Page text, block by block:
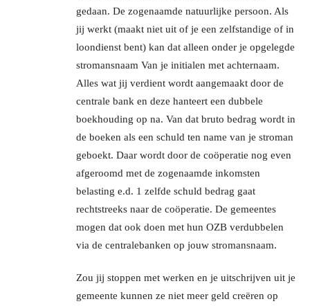
gedaan. De zogenaamde natuurlijke persoon. Als
jij werkt (maakt niet uit of je een zelfstandige of in
loondienst bent) kan dat alleen onder je opgelegde
stromansnaam Van je initialen met achternaam.
Alles wat jij verdient wordt aangemaakt door de
centrale bank en deze hanteert een dubbele
boekhouding op na. Van dat bruto bedrag wordt in
de boeken als een schuld ten name van je stroman
geboekt. Daar wordt door de coöperatie nog even
afgeroomd met de zogenaamde inkomsten
belasting e.d. 1 zelfde schuld bedrag gaat
rechtstreeks naar de coöperatie. De gemeentes
mogen dat ook doen met hun OZB verdubbelen
via de centralebanken op jouw stromansnaam.
Zou jij stoppen met werken en je uitschrijven uit je
gemeente kunnen ze niet meer geld creëren op